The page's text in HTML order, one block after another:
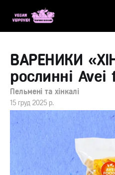
ВАРЕНИКИ
рослинні Avei
Пельмені та хінкалі
15 груд 2025 р.